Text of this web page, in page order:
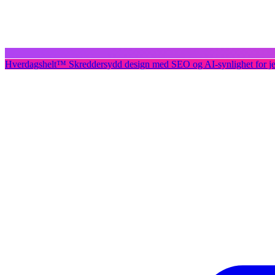
Hverdagshelt™ Skreddersydd design med SEO og AI-synlighet for